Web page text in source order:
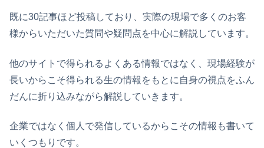
既に30記事ほど投稿しており、実際の現場で多くのお客
様からいただいた質問や疑問点を中心に解説しています。
他のサイトで得られるよくある情報ではなく、現場経験が
長いからこそ得られる生の情報をもとに自身の視点をふん
だんに折り込みながら解説していきます。
企業ではなく個人で発信しているからこその情報も書いて
いくつもりです。